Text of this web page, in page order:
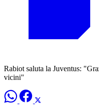
Rabiot saluta la Juventus:
vicini"